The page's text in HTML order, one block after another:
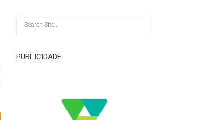
PUBLICIDADE